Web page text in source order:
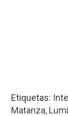
Etiquetas:
Matanza,